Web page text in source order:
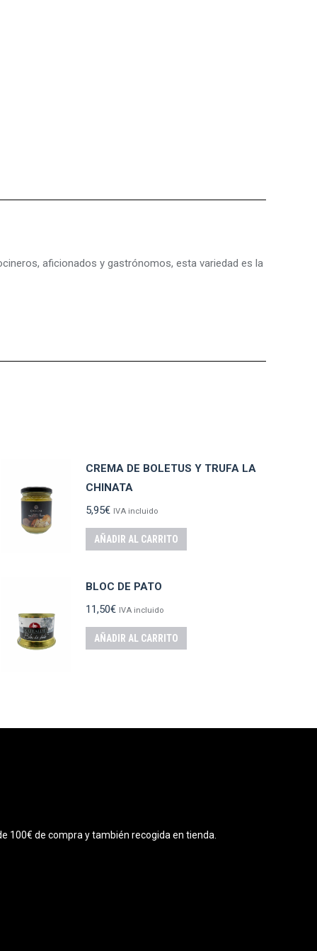
aficionados y gastrónomos, esta variedad es la
CREMA DE BOLETUS Y TRUFA LA
CHINATA
5,95€ IVA incluido
AÑADIR AL CARRITO
BLOC DE PATO
11,50€ IVA incluido
AÑADIR AL CARRITO
100€ de compra y también recogida en tienda.